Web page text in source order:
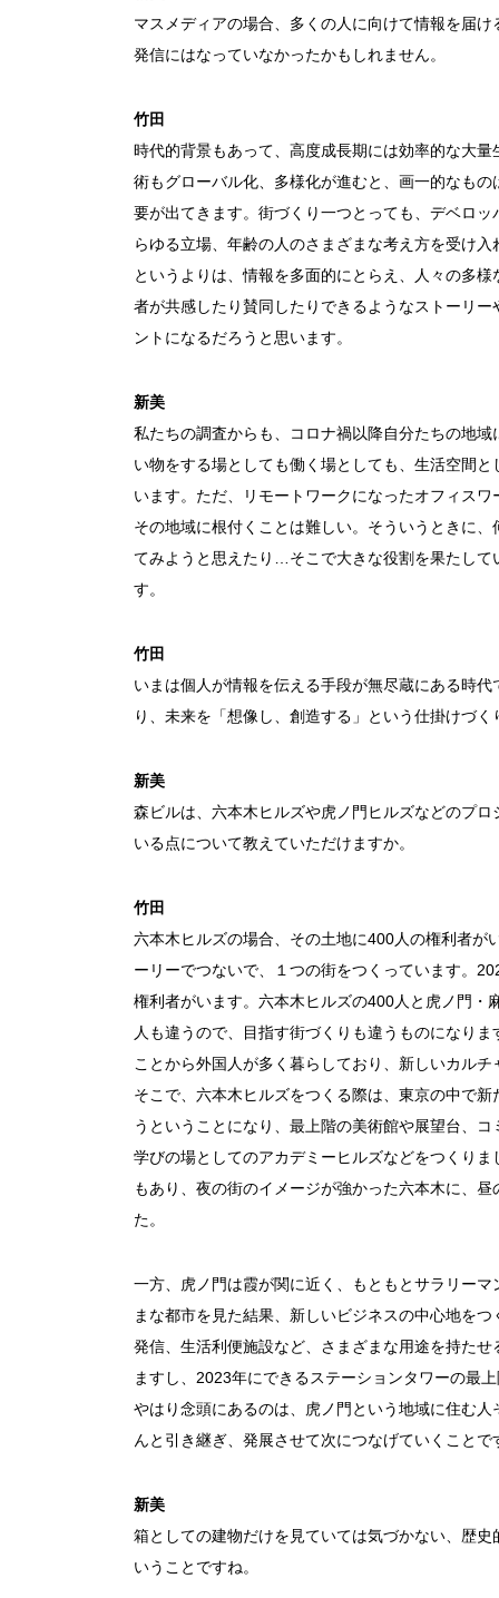
マスメディアの場合、多くの人に向けて情報を届
発信にはなっていなかったかもしれません。
竹田
時代的背景もあって、高度成長期には効率的な大
術もグローバル化、多様化が進むと、画一的なも
要が出てきます。街づくり一つとっても、デベロ
らゆる立場、年齢の人のさまざまな考え方を受け
というよりは、情報を多面的にとらえ、人々の多
者が共感したり賛同したりできるようなストーリ
ントになるだろうと思います。
新美
私たちの調査からも、コロナ禍以降自分たちの地
い物をする場としても働く場としても、生活空間
います。ただ、リモートワークになったオフィス
その地域に根付くことは難しい。そういうときに
てみようと思えたり…そこで大きな役割を果たし
す。
竹田
いまは個人が情報を伝える手段が無尽蔵にある時
り、未来を「想像し、創造する」という仕掛けづ
新美
森ビルは、六本木ヒルズや虎ノ門ヒルズなどのプ
いる点について教えていただけますか。
竹田
六本木ヒルズの場合、その土地に400人の権利者
ーリーでつないで、１つの街をつくっています。
権利者がいます。六本木ヒルズの400人と虎ノ門
人も違うので、目指す街づくりも違うものになり
ことから外国人が多く暮らしており、新しいカル
そこで、六本木ヒルズをつくる際は、東京の中で
うということになり、最上階の美術館や展望台、
学びの場としてのアカデミーヒルズなどをつくり
もあり、夜の街のイメージが強かった六本木に、
た。
一方、虎ノ門は霞が関に近く、もともとサラリー
まな都市を見た結果、新しいビジネスの中心地を
発信、生活利便施設など、さまざまな用途を持た
ますし、2023年にできるステーションタワーの最
やはり念頭にあるのは、虎ノ門という地域に住む
んと引き継ぎ、発展させて次につなげていくことで
新美
箱としての建物だけを見ていては気づかない、歴
いうことですね。